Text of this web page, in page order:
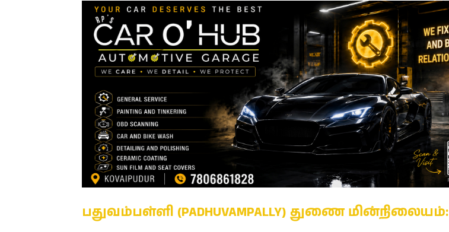
பதுவம்பள்ளி (PADHUVAMPALLY) துணை மின்நிலையம்: